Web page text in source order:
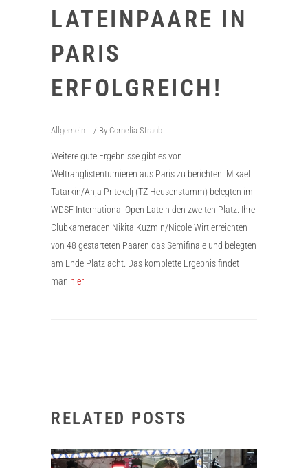
LATEINPAARE IN
PARIS
ERFOLGREICH!
Allgemein By Cornelia Straub
Weitere gute Ergebnisse gibt es von
Weltranglistenturnieren aus Paris zu berichten. Mikael
Tatarkin/Anja Pritekelj (TZ Heusenstamm) belegten im
WDSF International Open Latein den zweiten Platz. Ihre
Clubkameraden Nikita Kuzmin/Nicole Wirt erreichten
von 48 gestarteten Paaren das Semifinale und belegten
am Ende Platz acht. Das komplette Ergebnis findet
man hier
RELATED POSTS